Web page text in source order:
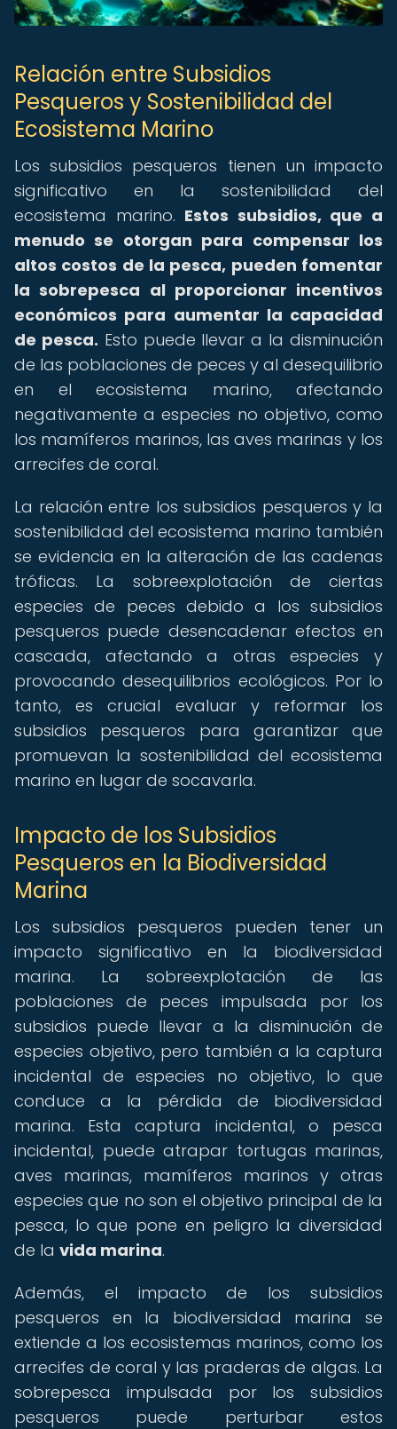
Relación entre Subsidios
Pesqueros y Sostenibilidad del
Ecosistema Marino
Los subsidios pesqueros tienen un impacto
significativo en la sostenibilidad del
ecosistema marino. Estos subsidios, que a
menudo se otorgan para compensar los
altos costos de la pesca, pueden fomentar
la sobrepesca al proporcionar incentivos
económicos para aumentar la capacidad
de pesca. Esto puede llevar a la disminución
de las poblaciones de peces y al desequilibrio
en el ecosistema marino, afectando
negativamente a especies no objetivo, como
los mamíferos marinos, las aves marinas y los
arrecifes de coral.
La relación entre los subsidios pesqueros y la
sostenibilidad del ecosistema marino también
se evidencia en la alteración de las cadenas
tróficas. La sobreexplotación de ciertas
especies de peces debido a los subsidios
pesqueros puede desencadenar efectos en
cascada, afectando a otras especies y
provocando desequilibrios ecológicos. Por lo
tanto, es crucial evaluar y reformar los
subsidios pesqueros para garantizar que
promuevan la sostenibilidad del ecosistema
marino en lugar de socavarla.
Impacto de los Subsidios
Pesqueros en la Biodiversidad
Marina
Los subsidios pesqueros pueden tener un
impacto significativo en la biodiversidad
marina. La sobreexplotación de las
poblaciones de peces impulsada por los
subsidios puede llevar a la disminución de
especies objetivo, pero también a la captura
incidental de especies no objetivo, lo que
conduce a la pérdida de biodiversidad
marina. Esta captura incidental, o pesca
incidental, puede atrapar tortugas marinas,
aves marinas, mamíferos marinos y otras
especies que no son el objetivo principal de la
pesca, lo que pone en peligro la diversidad
de la vida marina.
Además, el impacto de los subsidios
pesqueros en la biodiversidad marina se
extiende a los ecosistemas marinos, como los
arrecifes de coral y las praderas de algas. La
sobrepesca impulsada por los subsidios
pesqueros puede perturbar estos